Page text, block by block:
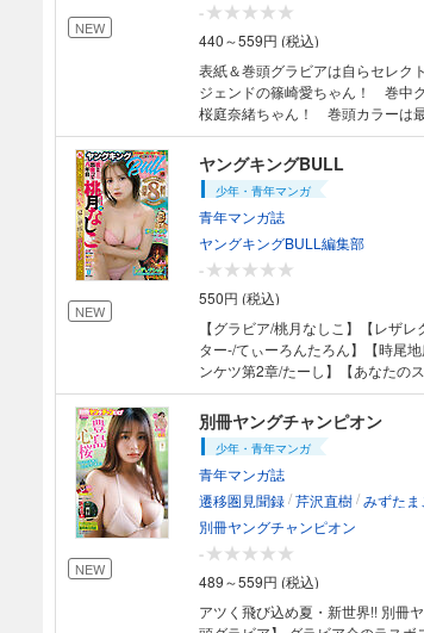
NEW
-
440～559円 (税込)
表紙＆巻頭グラビアは自らセレク
ジェンドの篠崎愛ちゃん！ 巻中
桜庭奈緒ちゃん！ 巻頭カラーは
イズ～国がサラリーマンになっ
が大好評発売中の「センセ。」
プレゼント・アンケート等への応
プが目次と異なる場合もございます
NEW
ヤングキングBULL
少年・青年マンガ
青年マンガ誌
ヤングキングBULL編集部
-
550円 (税込)
【グラビア/桃月なしこ】【レザ
ター-/てぃーろんたろん】【時尾
ンケツ第2章/たーし】【あなたの
だ】 【罰/柳内大樹】【清水さん/
の食卓～/おぐりイコ】【白牡丹/
ヤンセ】【先生の罪と痕/東洋トタ
【しばいづけ/田中現兎】※電子版
募はできません。また、付録は付
NEW
別冊ヤングチャンピオン
少年・青年マンガ
青年マンガ誌
遷移圏見聞録/芹沢直樹/みずたま
別冊ヤングチャンピオン
-
489～559円 (税込)
アツく飛び込め夏・新世界!! 別